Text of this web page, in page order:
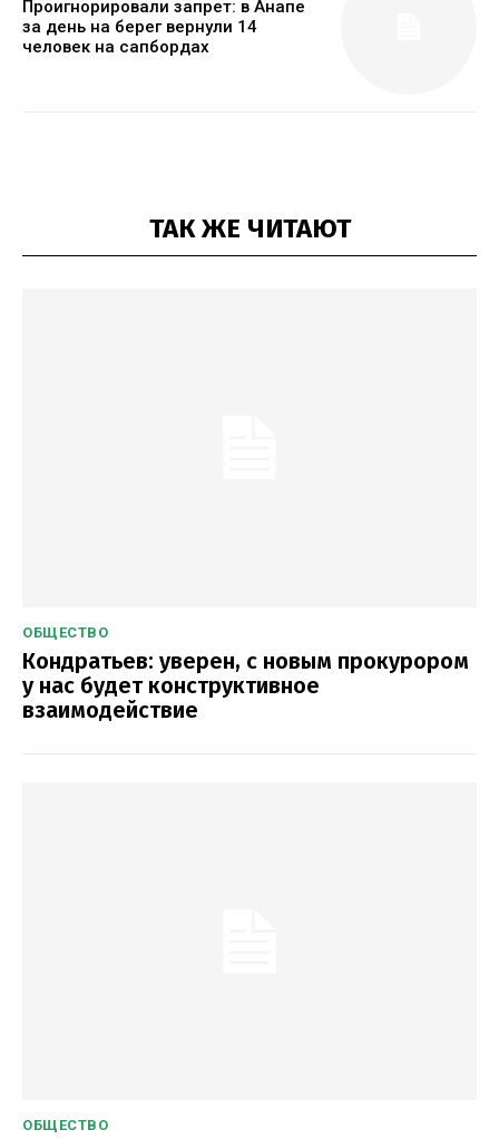
Проигнорировали запрет: в Анапе
за день на берег вернули 14
человек на сапбордах
ТАК ЖЕ ЧИТАЮТ
ОБЩЕСТВО
Кондратьев: уверен, с новым прокурором
у нас будет конструктивное
взаимодействие
ОБЩЕСТВО